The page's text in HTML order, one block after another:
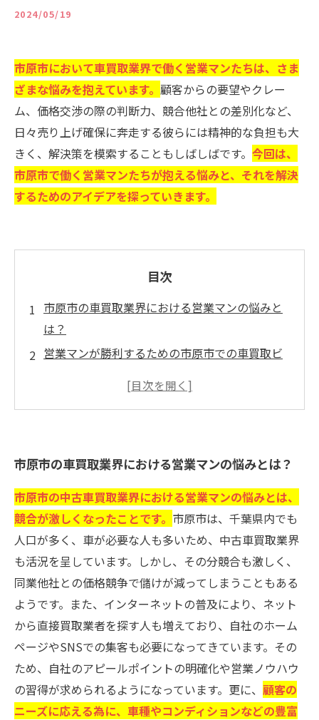
2024/05/19
市原市において車買取業界で働く営業マンたちは、さま
ざまな悩みを抱えています。 顧客からの要望やクレー
ム、価格交渉の際の判断力、競合他社との差別化など、
日々売り上げ確保に奔走する彼らには精神的な負担も大
きく、解決策を模索することもしばしばです。 今回は、
市原市で働く営業マンたちが抱える悩みと、それを解決
するためのアイデアを探っていきます。
目次
市原市の車買取業界における営業マンの悩みと
は？
営業マンが勝利するための市原市での車買取ビ
市原市の競争力を高めるための車買取営業マン
営業マンのヒント
市原市の車買取市場で勝つための営業マンの破
壊的なアプローチ
市原市の車買取業界における営業マンの悩みとは？
市原市の中古車買取業界における営業マンの悩みとは、
競合が激しくなったことです。 市原市は、千葉県内でも
人口が多く、車が必要な人も多いため、中古車買取業界
も活況を呈しています。しかし、その分競合も激しく、
同業他社との価格競争で儲けが減ってしまうこともある
ようです。また、インターネットの普及により、ネット
から直接買取業者を探す人も増えており、自社のホーム
ページやSNSでの集客も必要になってきています。その
ため、自社のアピールポイントの明確化や営業ノウハウ
の習得が求められるようになっています。更に、 顧客の
ニーズに応える為に、車種やコンディションなどの豊富